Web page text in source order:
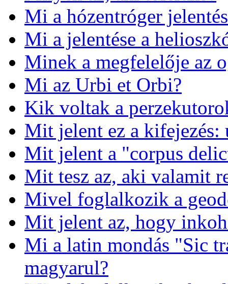
Mi a hózentróger
Mi a jelentése a
Minek a megfelelője az
Mi az Urbi et Orbi?
Kik voltak a
Mit jelent ez a kifejezés:
Mit jelent a "corpus
Mit tesz az, aki valamit
Mivel foglalkozik a
Mit jelent az, hogy
Mi a latin mondás "Sic
magyarul?